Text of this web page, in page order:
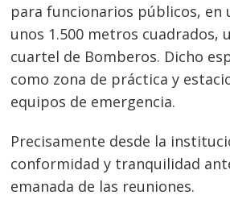
para funcionarios públicos, en
unos 1.500 metros cuadrados,
cuartel de Bomberos. Dicho
como zona de práctica y
equipos de emergencia.
Precisamente desde la
conformidad y tranquilidad
emanada de las reuniones.